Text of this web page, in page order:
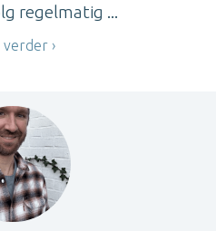
regelmatig ...
verder